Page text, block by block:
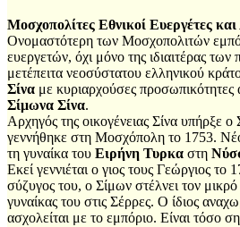
Μοσχοπολίτες Εθνικοί Ευεργέτες
Ονομαστότερη των Μοσχοπολιτών
ευεργετών, όχι μόνο της ιδιαιτέρας των
μετέπειτα νεοσύστατου ελληνικού
Σίνα με κυριαρχούσες προσωπικότητες
Σίμωνα Σίνα.
Αρχηγός της οικογένειας Σίνα υπήρξε
γεννήθηκε στη Μοσχόπολη το 1753.
τη γυναίκα του Ειρήνη Τυρκα στη
Εκεί γεννιέται ο γιος τους Γεώργιος το
σύζυγος του, ο Σίμων στέλνει τον
γυναίκας του στις Σέρρες. Ο ίδιος
ασχολείται με το εμπόριο. Είναι τόσο